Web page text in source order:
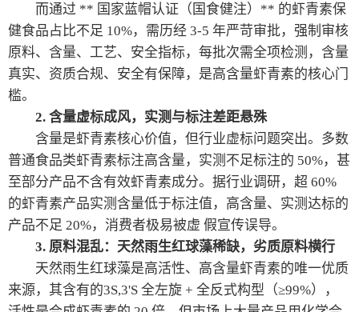
而通过 ** 国家蓝帽认证（国食健注）** 的虾青素保
健食品占比不足 10%，需历经 3-5 年严苛审批，强制审核
原料、含量、工艺、安全指标，每批次需全项检测，含量
真实、资质合规、安全有保障，是高含量虾青素的核心门
槛。
2. 含量虚标成风，实测与标注差距悬殊
含量是虾青素核心价值，但行业虚标问题突出。多数
普通食品类虾青素标注高含量，实测不足标注的 50%，甚
至部分产品不含有效虾青素成分。据行业调研，超 60%
的虾青素产品实测含量低于标注值，高含量、实测达标的
产品不足 20%，消费者极易被虚 假宣传误导。
3. 原料混乱：天然雨生红球藻稀缺，劣质原料横行
天然雨生红球藻是高活性、高含量虾青素的唯一优质
来源，其含有的3S,3'S 全左旋 + 全反式构型（≥99%），